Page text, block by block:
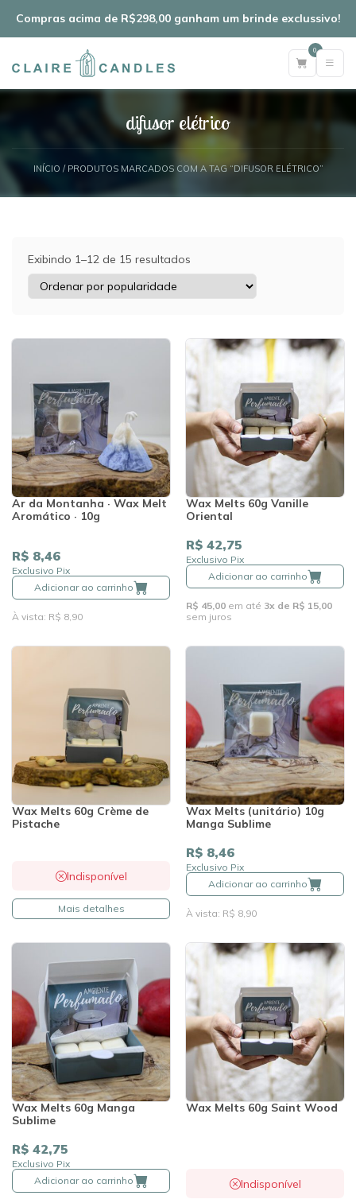
Compras acima de R$298,00 ganham um brinde exclussivo!
0
difusor elétrico
INÍCIO / PRODUTOS MARCADOS COM A TAG “DIFUSOR ELÉTRICO”
Exibindo 1–12 de 15 resultados
Ar da Montanha · Wax Melt
Aromático · 10g
R$ 8,46
Exclusivo Pix
Adicionar ao carrinho
À vista: R$ 8,90
Wax Melts 60g Vanille
Oriental
R$ 42,75
Exclusivo Pix
Adicionar ao carrinho
R$ 45,00 em até 3x de R$ 15,00
sem juros
Wax Melts 60g Crème de
Pistache
Indisponível
Mais detalhes
Wax Melts (unitário) 10g
Manga Sublime
R$ 8,46
Exclusivo Pix
Adicionar ao carrinho
À vista: R$ 8,90
Wax Melts 60g Manga
Sublime
R$ 42,75
Exclusivo Pix
Adicionar ao carrinho
Wax Melts 60g Saint Wood
Indisponível